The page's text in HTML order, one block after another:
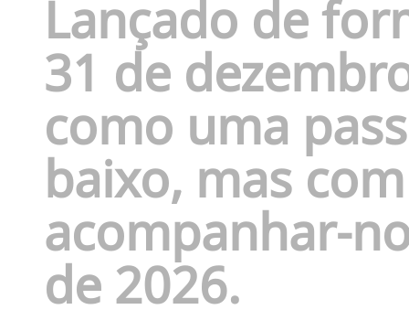
Lançado de
31 de
como uma
baixo, mas
acompanhar-
de 2026.